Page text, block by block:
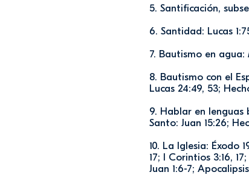
5. Santificación,
6. Santidad: Lucas
7. Bautismo en agua:
8. Bautismo con el
Lucas 24:49, 53;
9. Hablar en lenguas
Santo: Juan 15:26;
10. La Iglesia: Éxodo
17; I Corintios 3:16,
Juan 1:6-7; Apocalipsis